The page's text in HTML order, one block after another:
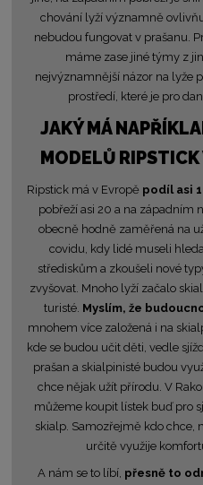
chování lyží významně
nebudou fungovat v prašanu.
máme zase jiné týmy z
nejvýznamnější názor na lyže
prostředí, které je pro
JAKÝ MÁ
MODELŮ RIPSTICK
Ripstick má v Evropě podíl asi
pobřeží asi 20 a na západním
obecně hodně zaměřená na
covidu, kdy lidé museli
střediskům a zkoušeli nové
zvyšovat. Mnoho lyží začalo
turisté. Myslím, že
mnohem více založená i na
kde se budou učit děti, vedle
prašan a skialpinisté budou
chce nějak užít přírodu. V
můžeme koupit lístek buď pro
skialp. Samozřejmě kdo chce,
určitě využije
A nám se to líbí, přesně to